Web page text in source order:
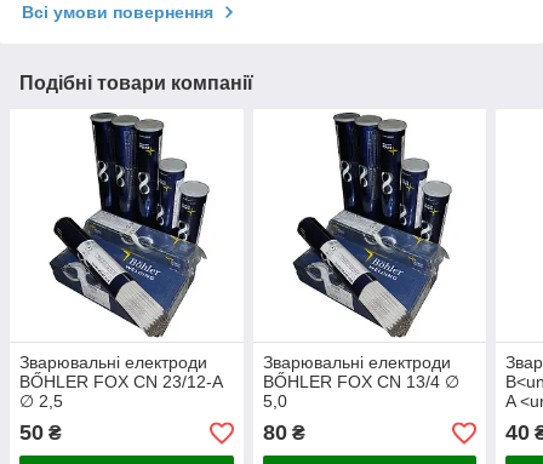
Всі умови повернення
Подібні товари компанії
Зварювальні електроди
BŐHLER FOX CN 23/12-A
∅ 2,5
50 ₴
Зварювальні електроди
BŐHLER FOX CN 13/4 ∅
5,0
80₴
A
40